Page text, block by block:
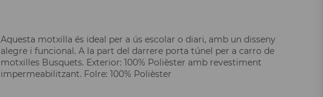
Aquesta motxilla és ideal per a ús escolar o diari, amb un disseny
alegre i funcional. A la part del darrere porta túnel per a carro de
motxilles Busquets. Exterior: 100% Polièster amb revestiment
impermeabilitzant. Folre: 100% Polièster